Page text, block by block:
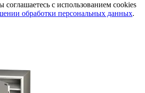
соглашаетесь с использованием cookies
обработки персональных данных.